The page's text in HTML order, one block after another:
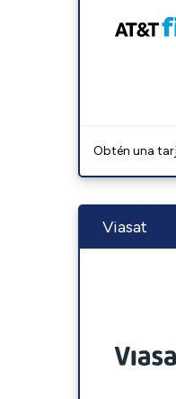
Obtén una
Viasat